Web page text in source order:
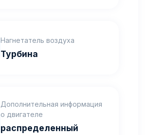
Нагнетатель воздуха
Турбина
Дополнительная информация
о двигателе
распределенный